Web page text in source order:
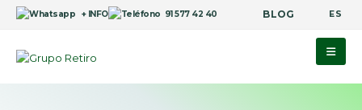
+ INFO 91 577 42 40 BLOG ES